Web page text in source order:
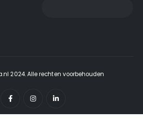
2024. Alle rechten voorbehouden